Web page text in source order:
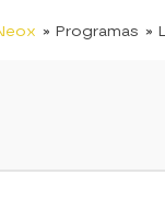
» Programas »